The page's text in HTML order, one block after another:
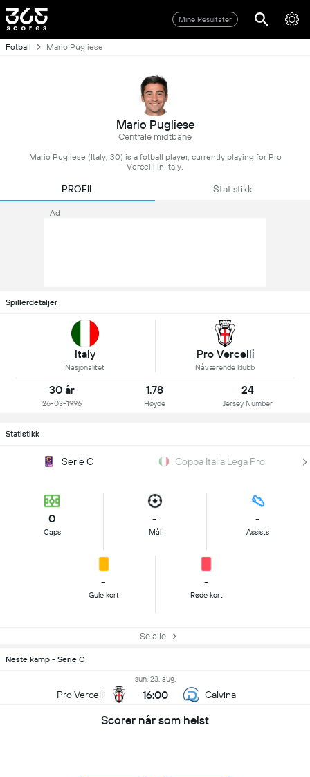
Mine Resultater
Fotball Mario Pugliese
Mario Pugliese
Centrale midtbane
Mario Pugliese (Italy, 30) is a fotball player, currently playing for Pro
Vercelli in Italy.
PROFIL Statistikk
Ad
Spillerdetaljer
Italy
Nasjonalitet
Pro Vercelli
Nåværende klubb
30 år
26-03-1996
1.78
Høyde
24
Jersey Number
Statistikk
Serie C Coppa Italia Lega Pro
0
Caps
-
Mål
-
Assists
-
Gule kort
-
Røde kort
Se alle
Neste kamp - Serie C
Pro Vercelli
sun, 23. aug.
16:00 Calvina
Scorer når som helst